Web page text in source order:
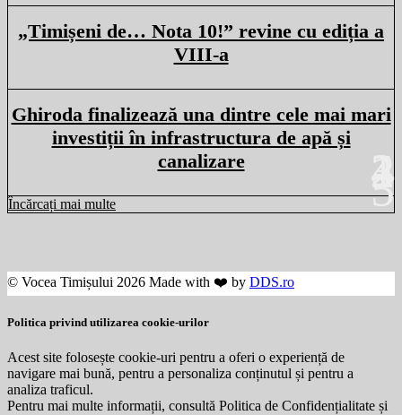
„Timișeni de… Nota 10!” revine cu ediția a
VIII-a
Ghiroda finalizează una dintre cele mai mari
investiții în infrastructura de apă și
canalizare
Încărcați mai multe
© Vocea Timișului 2026 Made with ❤️ by DDS.ro
Politica privind utilizarea cookie-urilor
Acest site folosește cookie-uri pentru a oferi o experiență de
navigare mai bună, pentru a personaliza conținutul și pentru a
analiza traficul.
Pentru mai multe informații, consultă Politica de Confidențialitate și